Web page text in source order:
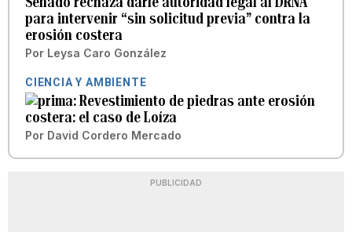
para intervenir “sin solicitud previa” contra la
erosión costera
Por Leysa Caro González
CIENCIA Y AMBIENTE
Revestimiento de piedras ante erosión
costera: el caso de Loíza
Por David Cordero Mercado
PUBLICIDAD